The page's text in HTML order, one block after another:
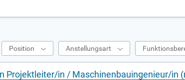
Position Anstellungsart
Projektleiter/in / Maschinenbauingenieur/in